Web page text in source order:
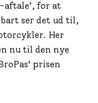
aftale’, for at
ser det ud til,
Her
nu til den nye
prisen